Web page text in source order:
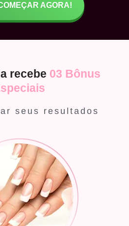
AGORA!
recebe 03 Bônus
seus resultados